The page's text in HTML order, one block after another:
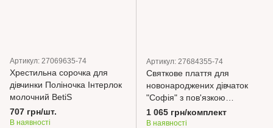
Артикул: 27069635-74
Хрестильна сорочка для
дівчинки Поліночка Інтерлок
молочний BetiS
707 грн/шт.
В наявності
Артикул: 27684355-74
Святкове плаття для
новонароджених дівчаток
"Софія" з пов'язкою
Інтерлок, фатин Молочний
BetiS
1 065 грн/комплект
В наявності